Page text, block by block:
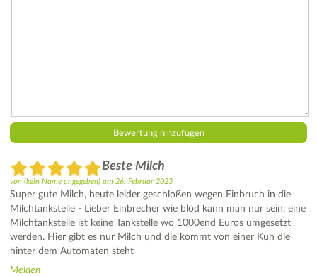
Beste Milch
von (kein Name angegeben) am 26. Februar 2023
Super gute Milch, heute leider geschloßen wegen Einbruch in die
Milchtankstelle - Lieber Einbrecher wie blöd kann man nur sein, eine
Milchtankstelle ist keine Tankstelle wo 1000end Euros umgesetzt
werden. Hier gibt es nur Milch und die kommt von einer Kuh die
hinter dem Automaten steht
Melden